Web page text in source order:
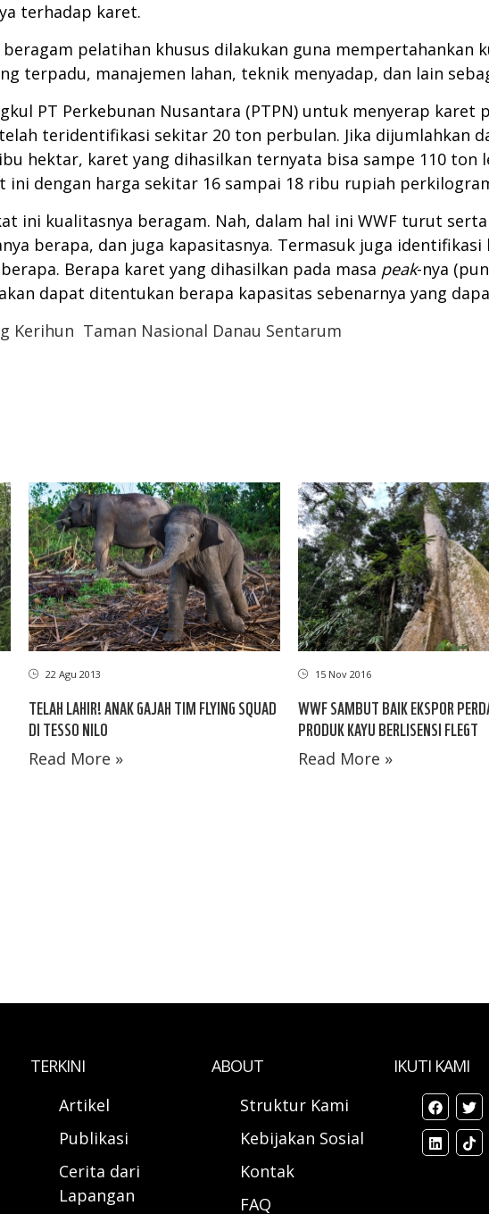
terhadap karet.
pelatihan khusus dilakukan guna mempertahankan
terpadu, manajemen lahan, teknik menyadap, dan lain
PT Perkebunan Nusantara (PTPN) untuk menyerap
teridentifikasi sekitar 20 ton perbulan. Jika dijumlahkan
hektar, karet yang dihasilkan ternyata bisa sampe 110 ton
ini dengan harga sekitar 16 sampai 18 ribu rupiah
ini kualitasnya beragam. Nah, dalam hal ini WWF turut
berapa, dan juga kapasitasnya. Termasuk juga
Berapa karet yang dihasilkan pada masa peak-nya
dapat ditentukan berapa kapasitas sebenarnya yang
Kerihun Taman Nasional Danau Sentarum
22 Agu 2013
TELAH LAHIR! ANAK GAJAH TIM FLYING SQUAD
DI TESSO NILO
Read More »
15 Nov 2016
WWF SAMBUT BAIK EKSPOR
PRODUK KAYU BERLISENSI FLEGT
Read More »
TERKINI
Artikel
Publikasi
Cerita dari
Lapangan
ABOUT
Struktur Kami
Kebijakan Sosial
Kontak
FAQ
IKUTI KAMI